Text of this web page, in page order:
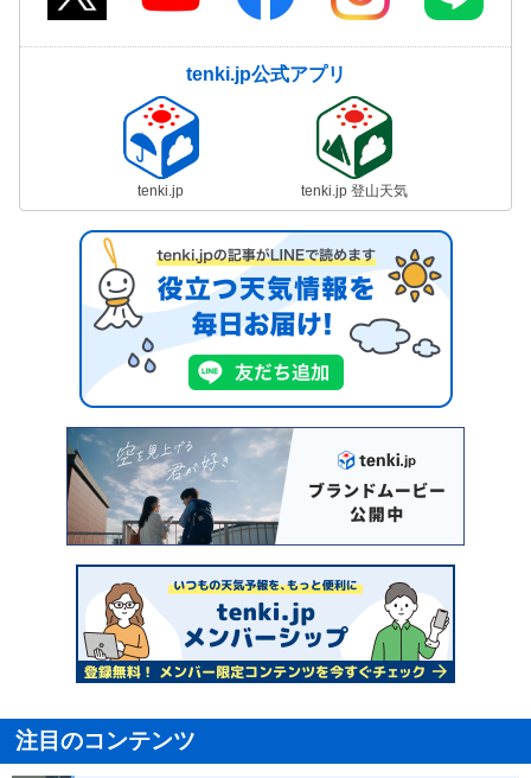
tenki.jp公式アプリ
tenki.jp tenki.jp 登山天気
注目のコンテンツ